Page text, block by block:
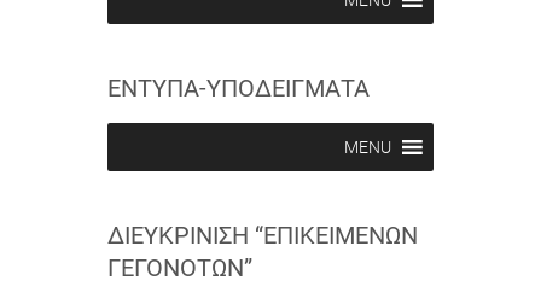
ΕΝΤΥΠΑ-ΥΠΟΔΕΙΓΜΑΤΑ
MENU
ΔΙΕΥΚΡΊΝΙΣΗ “ΕΠΙΚΕΊΜΕΝΩΝ
ΓΕΓΟΝΌΤΩΝ”